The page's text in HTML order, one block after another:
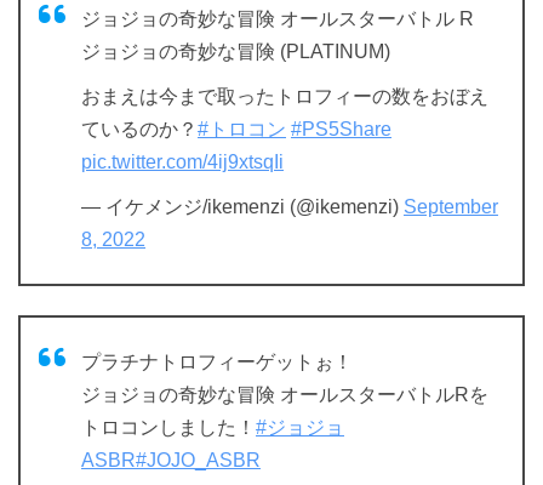
ジョジョの奇妙な冒険 オールスターバトル R
ジョジョの奇妙な冒険 (PLATINUM)
おまえは今まで取ったトロフィーの数をおぼえ
ているのか？ #トロコン #PS5Share
pic.twitter.com/4ij9xtsqIi
— イケメンジ/ikemenzi (@ikemenzi) September
8, 2022
プラチナトロフィーゲットぉ！
ジョジョの奇妙な冒険 オールスターバトルRを
トロコンしました！ #ジョジョ
ASBR#JOJO_ASBR